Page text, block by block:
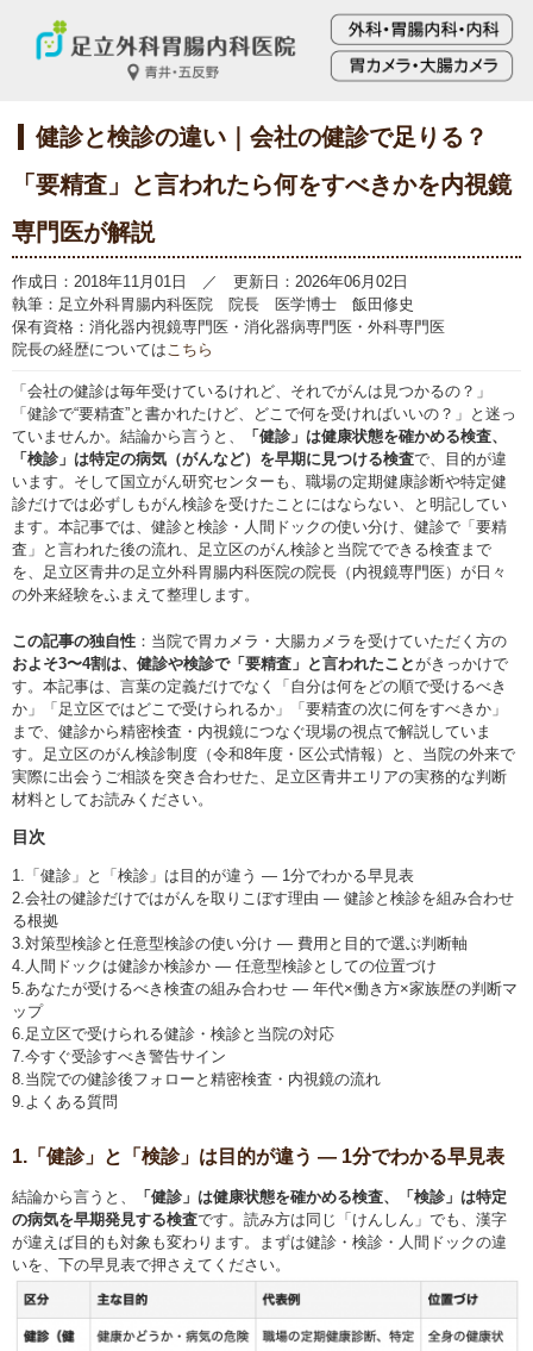
健診と検診の違い｜会社の健診で足りる？
「要精査」と言われたら何をすべきかを内視鏡
専門医が解説
作成日：2018年11月01日 ／ 更新日：2026年06月02日
執筆：足立外科胃腸内科医院 院長 医学博士 飯田修史
保有資格：消化器内視鏡専門医・消化器病専門医・外科専門医
院長の経歴についてはこちら
「会社の健診は毎年受けているけれど、それでがんは見つかるの？」
「健診で“要精査”と書かれたけど、どこで何を受ければいいの？」と迷っ
ていませんか。結論から言うと、
「健診」は健康状態を確かめる検査、
「検診」は特定の病気（がんなど）を早期に見つける検査で、目的が違
います。そして国立がん研究センターも、職場の定期健康診断や特定健
診だけでは必ずしもがん検診を受けたことにはならない、と明記してい
ます。本記事では、健診と検診・人間ドックの使い分け、健診で「要精
査」と言われた後の流れ、足立区のがん検診と当院でできる検査まで
を、足立区青井の足立外科胃腸内科医院の院長（内視鏡専門医）が日々
の外来経験をふまえて整理します。
この記事の独自性 ：当院で胃カメラ・大腸カメラを受けていただく方の
およそ3〜4割は、健診や検診で「要精査」と言われたことがきっかけで
す。本記事は、言葉の定義だけでなく「自分は何をどの順で受けるべき
か」「足立区ではどこで受けられるか」「要精査の次に何をすべきか」
まで、健診から精密検査・内視鏡につなぐ現場の視点で解説していま
す。足立区のがん検診制度（令和8年度・区公式情報）と、当院の外来で
実際に出会うご相談を突き合わせた、足立区青井エリアの実務的な判断
材料としてお読みください。
目次
1.「健診」と「検診」は目的が違う ― 1分でわかる早見表
2.会社の健診だけではがんを取りこぼす理由 ― 健診と検診を組み合わせ
る根拠
3.対策型検診と任意型検診の使い分け ― 費用と目的で選ぶ判断軸
4.人間ドックは健診か検診か ― 任意型検診としての位置づけ
5.あなたが受けるべき検査の組み合わせ ― 年代×働き方×家族歴の判断マ
ップ
6.足立区で受けられる健診・検診と当院の対応
7.今すぐ受診すべき警告サイン
8.当院での健診後フォローと精密検査・内視鏡の流れ
9.よくある質問
1.「健診」と「検診」は目的が違う ― 1分でわかる早見表
結論から言うと、
「健診」は健康状態を確かめる検査、「検診」は特定
の病気を早期発見する検査です。読み方は同じ「けんしん」でも、漢字
が違えば目的も対象も変わります。まずは健診・検診・人間ドックの違
いを、下の早見表で押さえてください。